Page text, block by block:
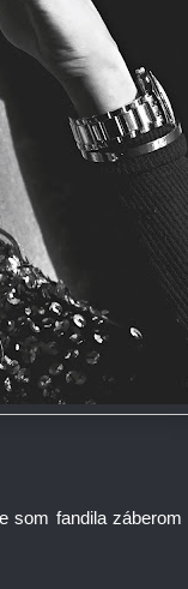
som fandila záberom